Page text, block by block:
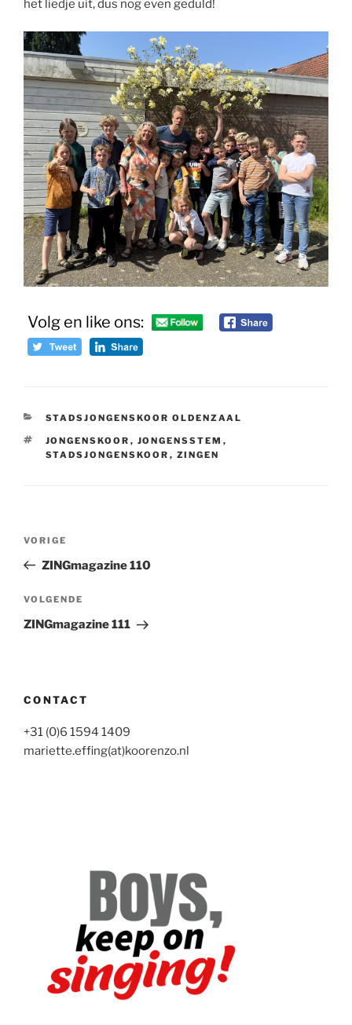
het liedje uit, dus nog even geduld!
Volg en like ons:
CATEGORIEËN
STADSJONGENSKOOR OLDENZAAL
TAGS
JONGENSKOOR , JONGENSSTEM ,
STADSJONGENSKOOR , ZINGEN
Vorig
bericht
VORIGE
ZINGmagazine 110
Volgend
bericht
VOLGENDE
ZINGmagazine 111
CONTACT
+31 (0)6 1594 1409
mariette.effing(at)koorenzo.nl